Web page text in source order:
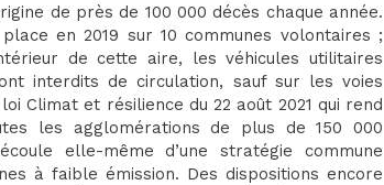
de près de 100 000 décès chaque année.
en 2019 sur 10 communes volontaires ;
de cette aire, les véhicules utilitaires
interdits de circulation, sauf sur les voies
Climat et résilience du 22 août 2021 qui rend
les agglomérations de plus de 150 000
elle-même d’une stratégie commune
à faible émission. Des dispositions encore